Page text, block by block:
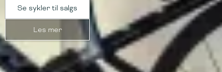
Se sykler til salgs
Les mer